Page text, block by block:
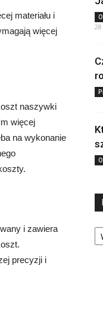
materiału i
więcej
naszywki
więcej
na wykonanie
i zawiera
precyzji i